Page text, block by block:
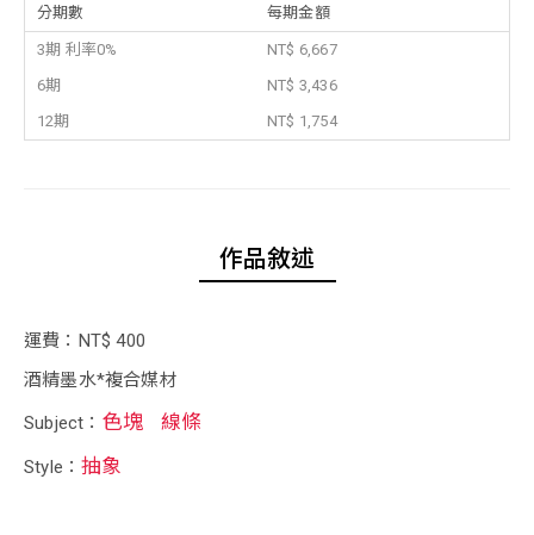
分期數 每期金額
3期 利率0%
NT$ 6,667
6期
NT$ 3,436
12期
NT$ 1,754
作品敘述
運費：NT$ 400
酒精墨水*複合媒材
Subject： 色塊 線條
Style：抽象